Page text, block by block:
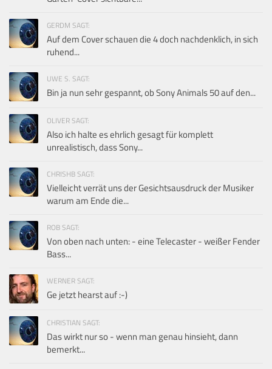
GERDM SAGT:
Auf dem Cover schauen die 4 doch nachdenklich, in sich
ruhend...
UWE S. SAGT:
Bin ja nun sehr gespannt, ob Sony Animals 50 auf den...
OLIVER SAGT:
Also ich halte es ehrlich gesagt für komplett
unrealistisch, dass Sony...
CHRISHB SAGT:
Vielleicht verrät uns der Gesichtsausdruck der Musiker
warum am Ende die...
ROB SAGT:
Von oben nach unten: - eine Telecaster - weißer Fender
Bass...
WERNER SAGT:
Ge jetzt hearst auf :-)
CHRISTIAN SAGT:
Das wirkt nur so - wenn man genau hinsieht, dann
bemerkt...